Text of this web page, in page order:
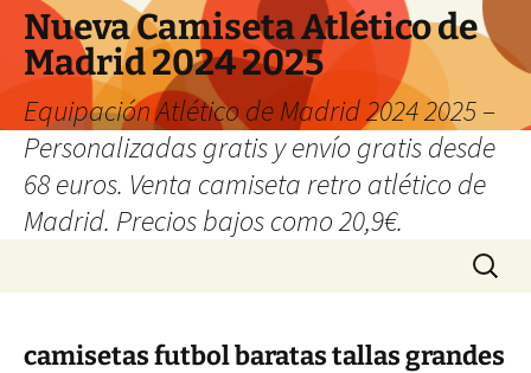
Nueva Camiseta Atlético de
Madrid 2024 2025
Equipación Atlético de Madrid 2024 2025 –
Personalizadas gratis y envío gratis desde
68 euros. Venta camiseta retro atlético de
Madrid. Precios bajos como 20,9€.
Buscar:
camisetas futbol baratas tallas grandes